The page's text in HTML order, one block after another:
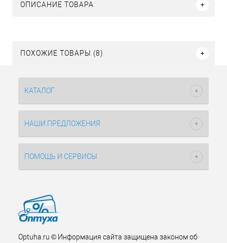
ОПИСАНИЕ ТОВАРА
ПОХОЖИЕ ТОВАРЫ (8)
КАТАЛОГ
НАШИ ПРЕДЛОЖЕНИЯ
ПОМОЩЬ И СЕРВИСЫ
Optuha.ru © Информация сайта защищена законом об